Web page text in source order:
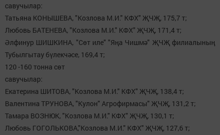
савучылар:
Татьяна КОНЫШЕВА, "Козлова М.И." КФХ" ҖЧҖ, 175,7 т;
Любовь БАТЕНЕВА, "Козлова М.И." КФХ" ҖЧҖ, 171,4 т;
Әлфинур ШИШКИНА, "Сөт иле" "Яңа Чишмә" ҖЧҖ филиалының
Тубылгытау бүлекчәсе, 169,4 т;
120 -160 тонна сөт
савучылар:
Екатерина ШИТОВА, "Козлова М.И." КФХ" ҖЧҖ, 138,4 т;
Валентина ТРУНОВА, "Кулон" Агрофирмасы" ҖЧҖ, 131,2 т;
Тамара ВОЗНЮК, "Козлова М.И." КФХ" ҖЧҖ, 130,1 т;
Любовь ГОГОЛЬКОВА,"Козлова М.И." КФХ" ҖЧҖ, 127,6 т;